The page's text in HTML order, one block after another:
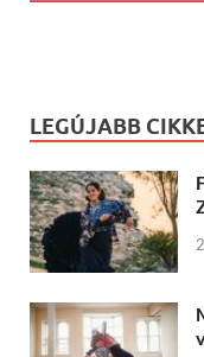
LEGÚJABB